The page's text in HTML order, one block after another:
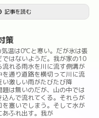
記事を読む
策
温は0℃と寒い。だが氷は張
ではないようだ。我が家の10
流れる雨水を川に流す側溝が
通り道路を横切って川に流
激しい雨がたびたび降
は無いのだが、山の中では
んで流れてくる。それらが
塞いでしまう。そして水が
あふれ出す。我が